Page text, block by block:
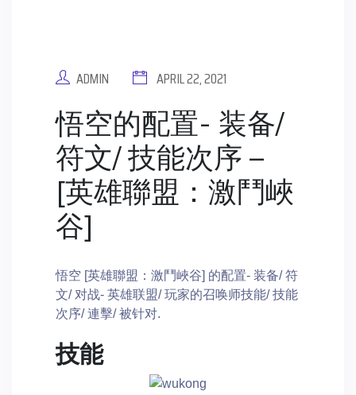
ADMIN APRIL 22, 2021
悟空的配置- 装备/
符文/ 技能次序 –
[英雄聯盟：激鬥峽
谷]
悟空 [英雄聯盟：激鬥峽谷] 的配置- 装备/ 符
文/ 对战- 英雄联盟/ 玩家的召唤师技能/ 技能
次序/ 連擊/ 被针对.
技能